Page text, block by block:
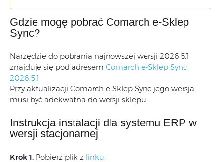
Gdzie mogę pobrać Comarch e-Sklep
Sync?
Narzędzie do pobrania najnowszej wersji 2026.5.1
znajduje się pod adresem Comarch e-Sklep Sync
2026.5.1
Przy aktualizacji Comarch e-Sklep Sync jego wersja
musi być adekwatna do wersji sklepu.
Instrukcja instalacji dla systemu ERP w
wersji stacjonarnej
Krok 1. Pobierz plik z linku.